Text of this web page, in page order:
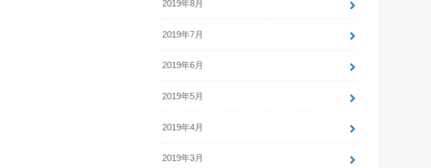
2019年8月
2019年7月
2019年6月
2019年5月
2019年4月
2019年3月